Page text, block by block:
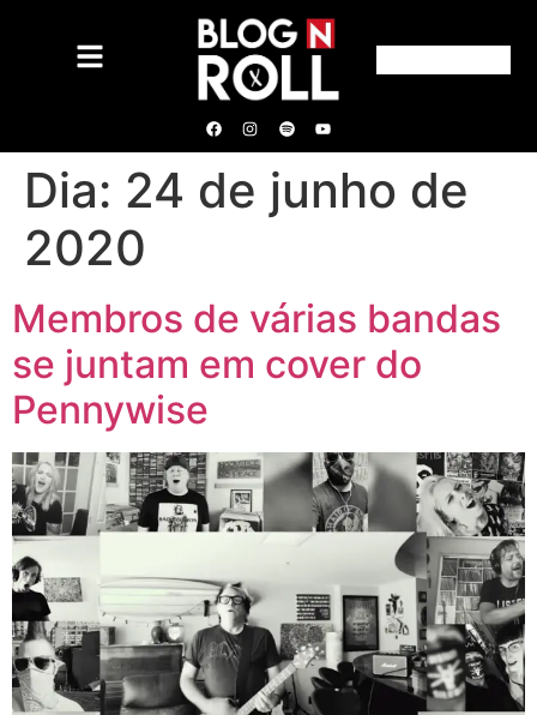
Dia: 24 de junho de
2020
Membros de várias bandas
se juntam em cover do
Pennywise